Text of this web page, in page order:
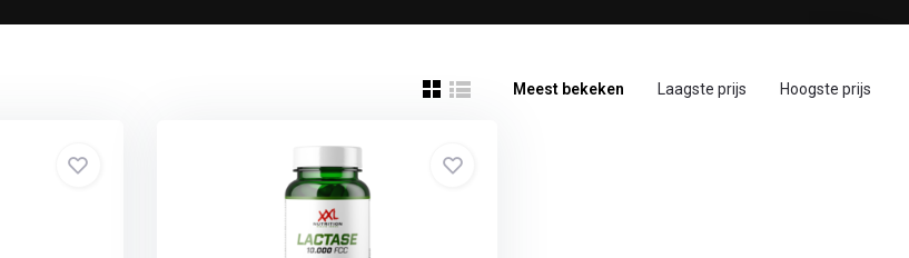
Meest bekeken Laagste prijs Hoogste prijs